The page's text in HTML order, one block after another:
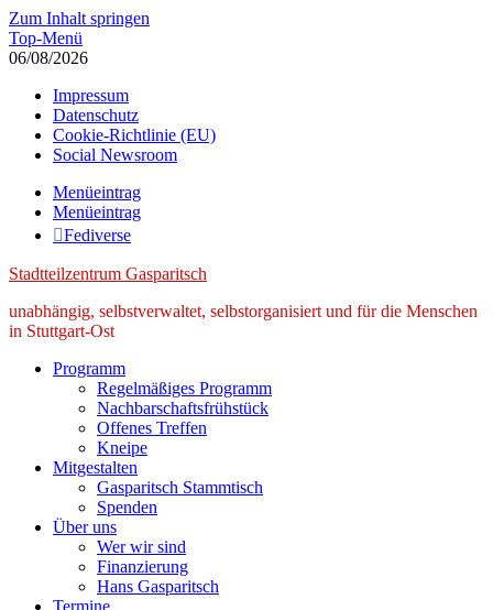
Zum Inhalt springen
Top-Menü
06/08/2026
Impressum
Datenschutz
Cookie-Richtlinie (EU)
Social Newsroom
Menüeintrag
Menüeintrag
Fediverse
Stadtteilzentrum Gasparitsch
unabhängig, selbstverwaltet, selbstorganisiert und für die Menschen
in Stuttgart-Ost
Programm
Regelmäßiges Programm
Nachbarschaftsfrühstück
Offenes Treffen
Kneipe
Mitgestalten
Gasparitsch Stammtisch
Spenden
Über uns
Wer wir sind
Finanzierung
Hans Gasparitsch
Termine